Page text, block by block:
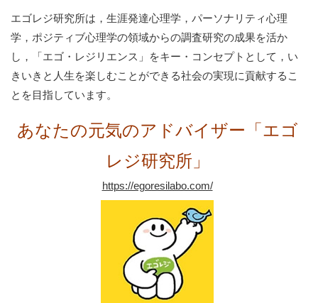
エゴレジ研究所は，生涯発達心理学，パーソナリティ心理
学，ポジティブ心理学の領域からの調査研究の成果を活か
し，「エゴ・レジリエンス」をキー・コンセプトとして，い
きいきと人生を楽しむことができる社会の実現に貢献するこ
とを目指しています。
あなたの元気のアドバイザー「エゴ
レジ研究所」
https://egoresilabo.com/